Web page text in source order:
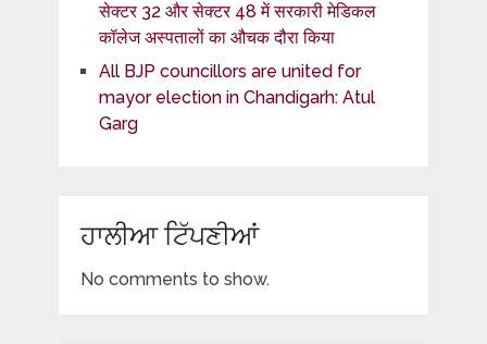
सेक्टर 32 और सेक्टर 48 में सरकारी मेडिकल
कॉलेज अस्पतालों का औचक दौरा किया
All BJP councillors are united for
mayor election in Chandigarh: Atul
Garg
ਹਾਲੀਆ ਟਿੱਪਣੀਆਂ
No comments to show.